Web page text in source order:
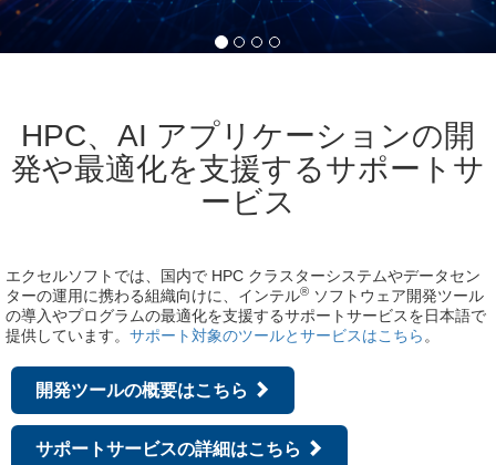
HPC、AI アプリケーションの開
発や最適化を支援するサポートサ
ービス
エクセルソフトでは、国内で HPC クラスターシステムやデータセン
ターの運用に携わる組織向けに、インテル® ソフトウェア開発ツール
の導入やプログラムの最適化を支援するサポートサービスを日本語で
提供しています。 サポート対象のツールとサービスはこちら 。
開発ツールの概要はこちら
サポートサービスの詳細はこちら